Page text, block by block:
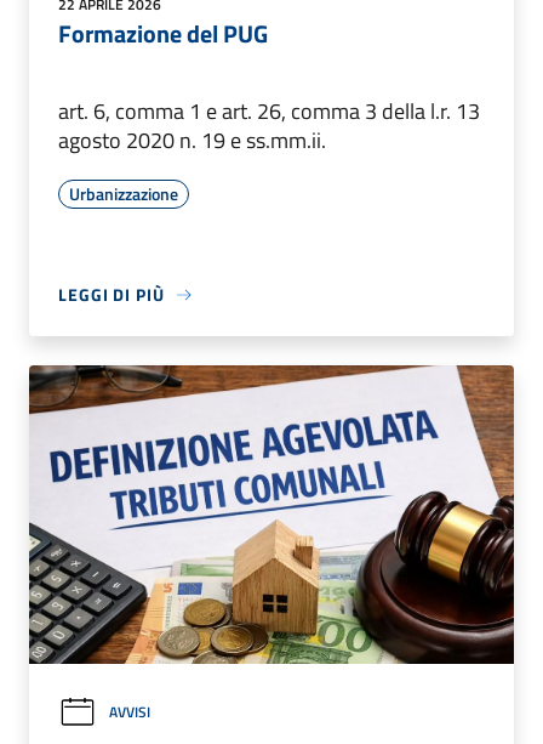
22 APRILE 2026
Formazione del PUG
art. 6, comma 1 e art. 26, comma 3 della l.r. 13
agosto 2020 n. 19 e ss.mm.ii.
Urbanizzazione
LEGGI DI PIÙ
AVVISI